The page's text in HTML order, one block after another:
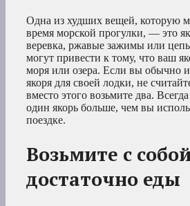
Одна из худших вещей, которую
время морской прогулки, — это
веревка, ржавые зажимы или
могут привести к тому, что ваш
моря или озера. Если вы обычно
якоря для своей лодки, не
вместо этого возьмите два.
один якорь больше, чем вы
поездке.
Возьмите с собой
достаточно еды